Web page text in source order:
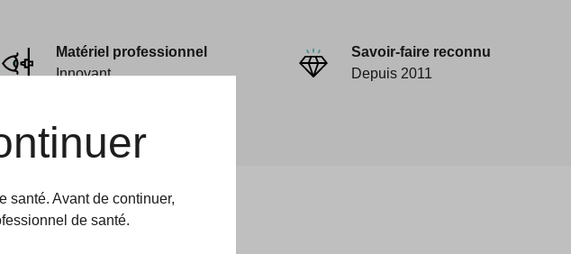
santé. Avant de continuer,
de santé.
Matériel professionnel
Innovant
Savoir-faire reconnu
Depuis 2011